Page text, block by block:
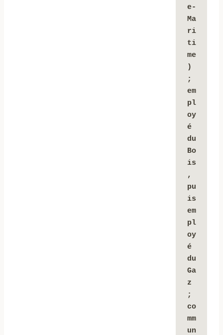
e-
Ma
ri
ti
me
)
;
em
pl
oy
é
du
Bo
is
,
pu
is
em
pl
oy
é
du
Ga
z
;
co
mm
un